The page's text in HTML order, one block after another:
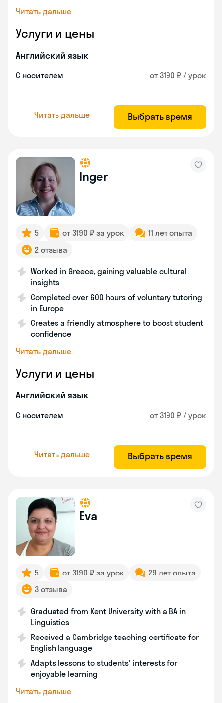
Читать дальше
Услуги и цены
Английский язык
С носителем от 3190 ₽ / урок
Читать дальше Выбрать время
Inger
5 от 3190 ₽ за урок
11 лет опыта
2 отзыва
Worked in Greece, gaining valuable cultural
insights
Completed over 600 hours of voluntary tutoring
in Europe
Creates a friendly atmosphere to boost student
confidence
Читать дальше
Услуги и цены
Английский язык
С носителем от 3190 ₽ / урок
Читать дальше Выбрать время
Eva
5 от 3190 ₽ за урок
29 лет опыта
3 отзыва
Graduated from Kent University with a BA in
Linguistics
Received a Cambridge teaching certificate for
English language
Adapts lessons to students' interests for
enjoyable learning
Читать дальше